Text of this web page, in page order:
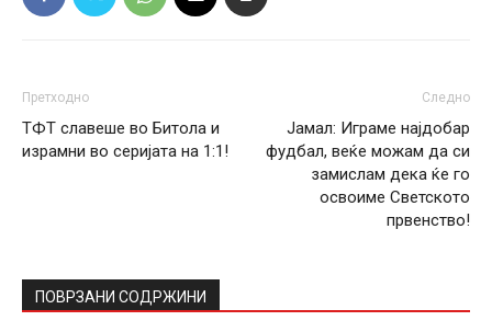
Претходно
ТФТ славеше во Битола и
израмни во серијата на 1:1!
Следно
Јамал: Играме најдобар
фудбал, веќе можам да си
замислам дека ќе го
освоиме Светското
првенство!
ПОВРЗАНИ СОДРЖИНИ